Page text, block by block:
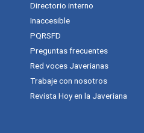
Directorio interno
Inaccesible
PQRSFD
Preguntas frecuentes
Red voces Javerianas
Trabaje con nosotros
Revista Hoy en la Javeriana